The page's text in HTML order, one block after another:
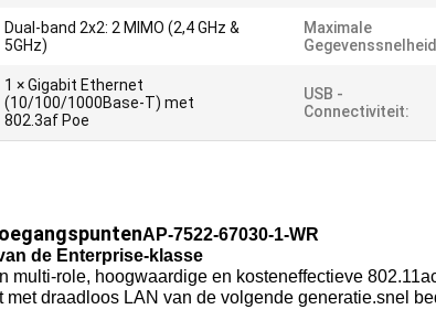
Dual-band 2x2: 2 MIMO (2,4 GHz &
5GHz)
Maximale
1 × Gigabit Ethernet
(10/100/1000Base-T) met
802.3af Poe
USB -
Connectiviteit:
AP-7522-67030-1-WR
de Enterprise-klasse
multi-role, hoogwaardige en kosteneffectieve
met draadloos LAN van de volgende generatie.snel